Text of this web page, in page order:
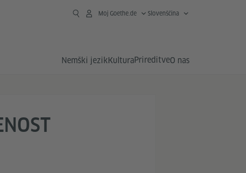
Moj Goethe.de Slovenščina
Nemški jezikKulturaPrireditveO nas